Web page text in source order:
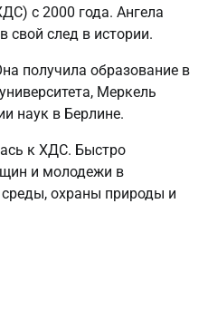
с 2000 года. Ангела
свой след в истории.
получила образование в
Меркель
наук в Берлине.
к ХДС. Быстро
и молодежи в
охраны природы и